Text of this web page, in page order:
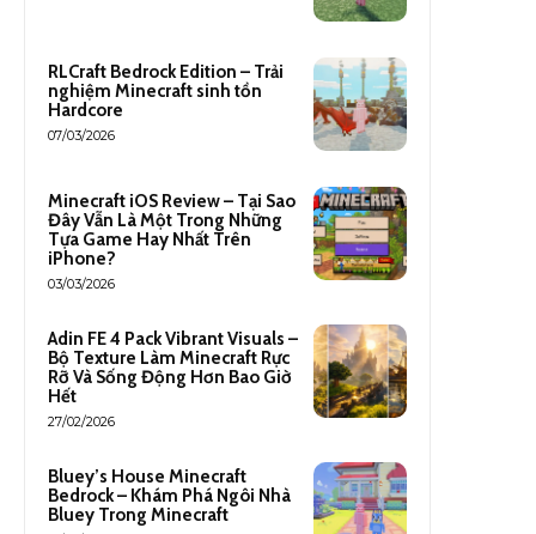
RLCraft Bedrock Edition – Trải
nghiệm Minecraft sinh tồn
Hardcore
07/03/2026
Minecraft iOS Review – Tại Sao
Đây Vẫn Là Một Trong Những
Tựa Game Hay Nhất Trên
iPhone?
03/03/2026
Adin FE 4 Pack Vibrant Visuals –
Bộ Texture Làm Minecraft Rực
Rỡ Và Sống Động Hơn Bao Giờ
Hết
27/02/2026
Bluey’s House Minecraft
Bedrock – Khám Phá Ngôi Nhà
Bluey Trong Minecraft